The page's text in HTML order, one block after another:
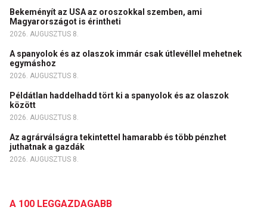
Bekeményít az USA az oroszokkal szemben, ami
Magyarországot is érintheti
2026. AUGUSZTUS 8.
A spanyolok és az olaszok immár csak útlevéllel mehetnek
egymáshoz
2026. AUGUSZTUS 8.
Példátlan haddelhadd tört ki a spanyolok és az olaszok
között
2026. AUGUSZTUS 8.
Az agrárválságra tekintettel hamarabb és több pénzhet
juthatnak a gazdák
2026. AUGUSZTUS 8.
A 100 LEGGAZDAGABB